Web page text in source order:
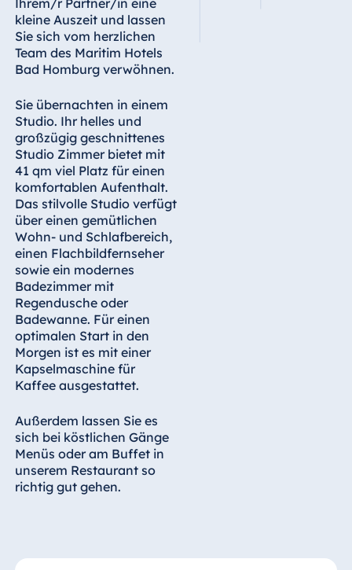
Ihrem/r Partner/in eine
kleine Auszeit und lassen
Sie sich vom herzlichen
Team des Maritim Hotels
Bad Homburg verwöhnen.
Sie übernachten in einem
Studio. Ihr helles und
großzügig geschnittenes
Studio Zimmer bietet mit
41 qm viel Platz für einen
komfortablen Aufenthalt.
Das stilvolle Studio verfügt
über einen gemütlichen
Wohn- und Schlafbereich,
einen Flachbildfernseher
sowie ein modernes
Badezimmer mit
Regendusche oder
Badewanne. Für einen
optimalen Start in den
Morgen ist es mit einer
Kapselmaschine für
Kaffee ausgestattet.
Außerdem lassen Sie es
sich bei köstlichen Gänge
Menüs oder am Buffet in
unserem Restaurant so
richtig gut gehen.